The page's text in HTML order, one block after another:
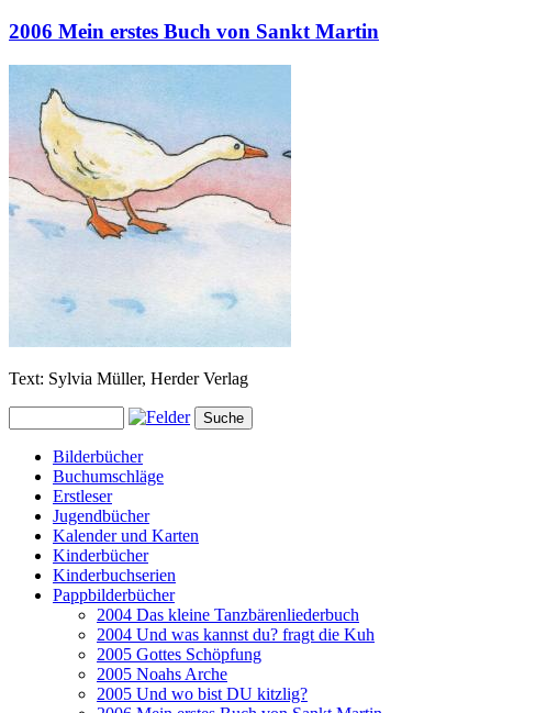
2006 Mein erstes Buch von Sankt Martin
Text: Sylvia Müller, Herder Verlag
Bilderbücher
Buchumschläge
Erstleser
Jugendbücher
Kalender und Karten
Kinderbücher
Kinderbuchserien
Pappbilderbücher
2004 Das kleine Tanzbärenliederbuch
2004 Und was kannst du? fragt die Kuh
2005 Gottes Schöpfung
2005 Noahs Arche
2005 Und wo bist DU kitzlig?